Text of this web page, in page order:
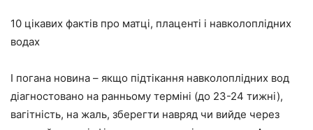
10 цікавих фактів про матці, плаценті і навколоплідних
водах
І погана новина – якщо підтікання навколоплідних вод
діагностовано на ранньому терміні (до 23-24 тижні),
вагітність, на жаль, зберегти навряд чи вийде через